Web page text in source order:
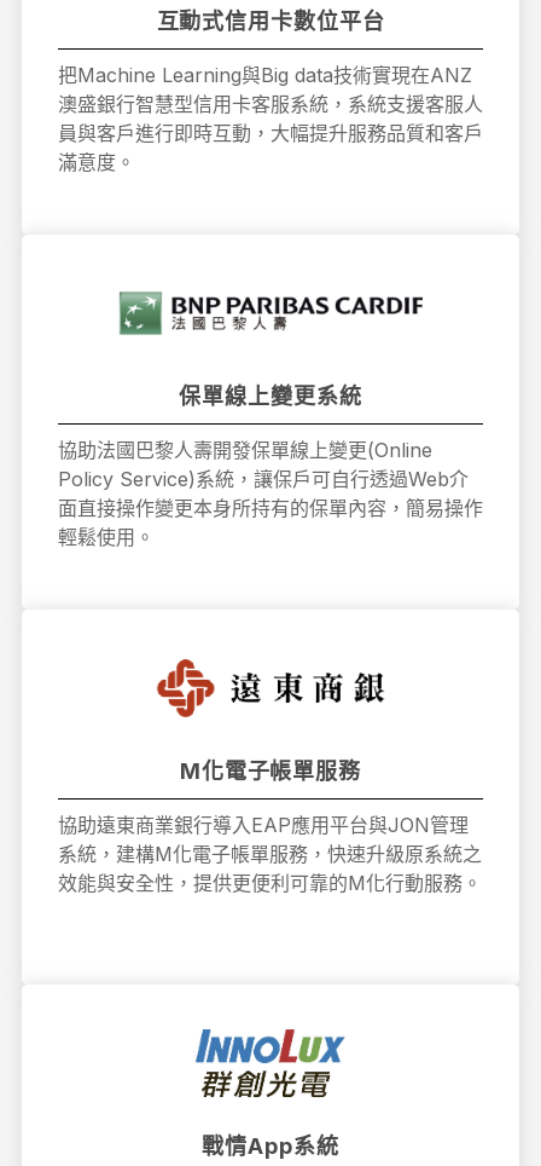
互動式信用卡數位平台
把Machine Learning與Big data技術實現在ANZ
澳盛銀行智慧型信用卡客服系統，系統支援客服人
員與客戶進行即時互動，大幅提升服務品質和客戶
滿意度。
保單線上變更系統
協助法國巴黎人壽開發保單線上變更(Online
Policy Service)系統，讓保戶可自行透過Web介
面直接操作變更本身所持有的保單內容，簡易操作
輕鬆使用。
M化電子帳單服務
協助遠東商業銀行導入EAP應用平台與JON管理
系統，建構M化電子帳單服務，快速升級原系統之
效能與安全性，提供更便利可靠的M化行動服務。
戰情App系統